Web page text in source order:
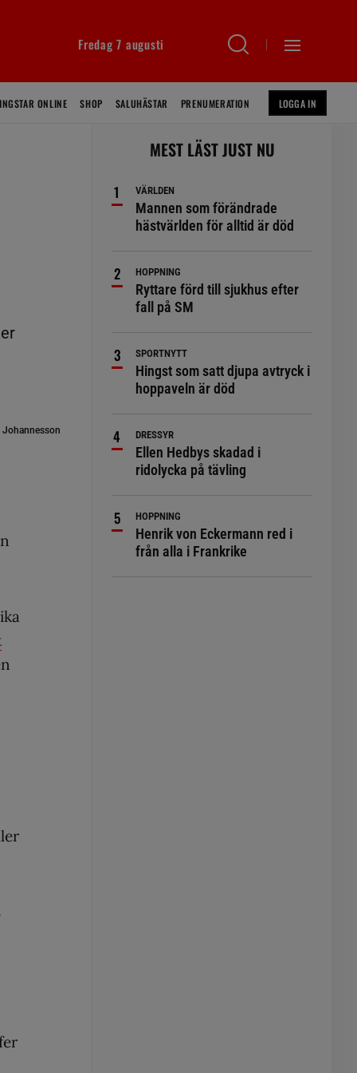
Fredag 7 augusti
ONLINE SHOP SALUHÄSTAR PRENUMERATION LOGGA IN
MEST LÄST JUST NU
VÄRLDEN
Mannen som förändrade
hästvärlden för alltid är död
HOPPNING
Ryttare förd till sjukhus efter
fall på SM
SPORTNYTT
Hingst som satt djupa avtryck i
hoppaveln är död
DRESSYR
Ellen Hedbys skadad i
ridolycka på tävling
HOPPNING
Henrik von Eckermann red i
från alla i Frankrike